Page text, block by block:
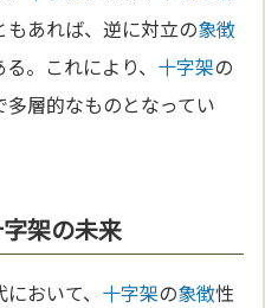
もあれば、逆に対立の象徴
。これにより、 十字架の
層的なものとなってい
架の未来
おいて、 十字架の象徴性